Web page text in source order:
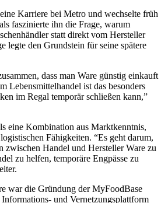
Karriere bei Metro und wechselte früh
faszinierte ihn die Frage, warum
statt direkt vom Hersteller
legte den Grundstein für seine spätere
dass man Ware günstig einkauft
Lebensmittelhandel ist das besonders
im Regal temporär schließen kann,”
eine Kombination aus Marktkenntnis,
Fähigkeiten. “Es geht darum,
zwischen Handel und Hersteller Ware zu
zu helfen, temporäre Engpässe zu
war die Gründung der MyFoodBase
und Vernetzungsplattform